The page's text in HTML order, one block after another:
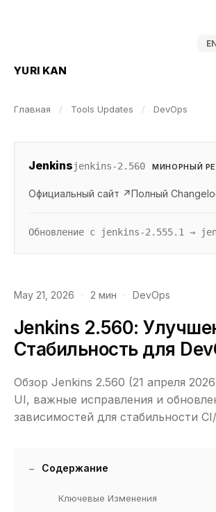
YURI KAN
Главная / Tools Updates / DevOps
Jenkinsjenkins-2.560 МИНОРНЫЙ
Официальный сайт ↗Полный
Обновление с jenkins-2.555.1 →
May 21, 2026 · 2 мин · DevOps
Jenkins 2.560:
Стабильность для
Обзор Jenkins 2.560 (21 апреля
UI, важные исправления и
зависимостей для стабильности
Содержание
Ключевые Изменения